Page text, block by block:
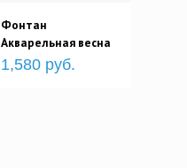
Фонтан
Акварельная весна
1,580 руб.